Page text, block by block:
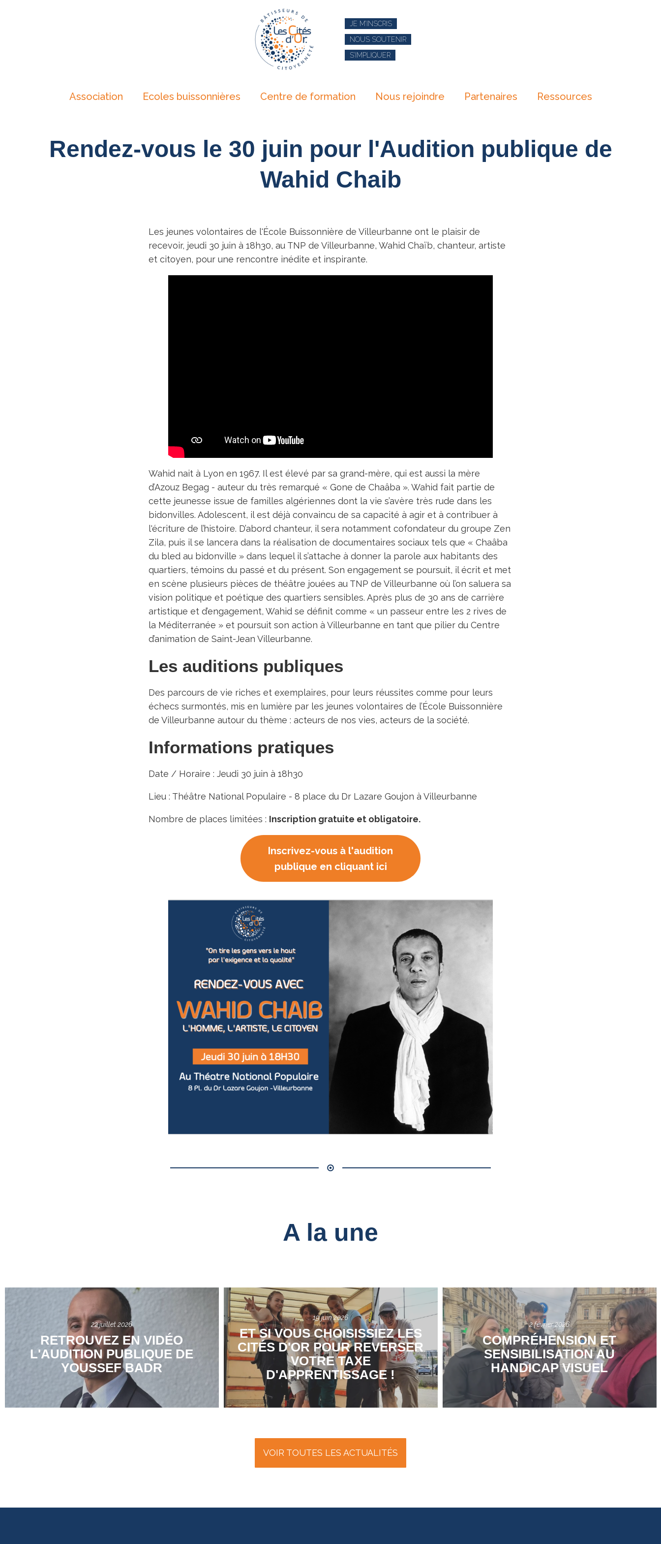
JE M’INSCRIS
NOUS SOUTENIR
S’IMPLIQUER
Association Ecoles buissonnières Centre de formation Nous rejoindre Partenaires Ressources
Rendez-vous le 30 juin pour l'Audition publique de
Wahid Chaib
Les jeunes volontaires de l'École Buissonnière de Villeurbanne ont le plaisir de
recevoir, jeudi 30 juin à 18h30, au TNP de Villeurbanne, Wahid Chaïb, chanteur, artiste
et citoyen, pour une rencontre inédite et inspirante.
Wahid nait à Lyon en 1967. Il est élevé par sa grand-mère, qui est aussi la mère
d’Azouz Begag - auteur du très remarqué « Gone de Chaâba ». Wahid fait partie de
cette jeunesse issue de familles algériennes dont la vie s’avère très rude dans les
bidonvilles. Adolescent, il est déjà convaincu de sa capacité à agir et à contribuer à
l'écriture de l’histoire. D’abord chanteur, il sera notamment cofondateur du groupe Zen
Zila, puis il se lancera dans la réalisation de documentaires sociaux tels que « Chaâba
du bled au bidonville » dans lequel il s’attache à donner la parole aux habitants des
quartiers, témoins du passé et du présent. Son engagement se poursuit, il écrit et met
en scène plusieurs pièces de théâtre jouées au TNP de Villeurbanne où l’on saluera sa
vision politique et poétique des quartiers sensibles. Après plus de 30 ans de carrière
artistique et d’engagement, Wahid se définit comme « un passeur entre les 2 rives de
la Méditerranée » et poursuit son action à Villeurbanne en tant que pilier du Centre
d’animation de Saint-Jean Villeurbanne.
Les auditions publiques
Des parcours de vie riches et exemplaires, pour leurs réussites comme pour leurs
échecs surmontés, mis en lumière par les jeunes volontaires de l’École Buissonnière
de Villeurbanne autour du thème : acteurs de nos vies, acteurs de la société.
Informations pratiques
Date / Horaire : Jeudi 30 juin à 18h30
Lieu : Théâtre National Populaire - 8 place du Dr Lazare Goujon à Villeurbanne
Nombre de places limitées : Inscription gratuite et obligatoire.
Inscrivez-vous à l'audition
publique en cliquant ici
A la une
22 juillet 2026
RETROUVEZ EN VIDÉO
L'AUDITION PUBLIQUE DE
YOUSSEF BADR
19 juin 2026
ET SI VOUS CHOISISSIEZ LES
CITÉS D'OR POUR REVERSER
VOTRE TAXE
D'APPRENTISSAGE !
2 février 2026
COMPRÉHENSION ET
SENSIBILISATION AU
HANDICAP VISUEL
VOIR TOUTES LES ACTUALITÉS